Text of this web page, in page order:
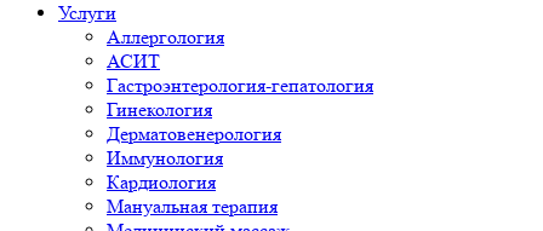
Услуги
Аллергология
АСИТ
Гастроэнтерология-гепатология
Гинекология
Дерматовенерология
Иммунология
Кардиология
Мануальная терапия